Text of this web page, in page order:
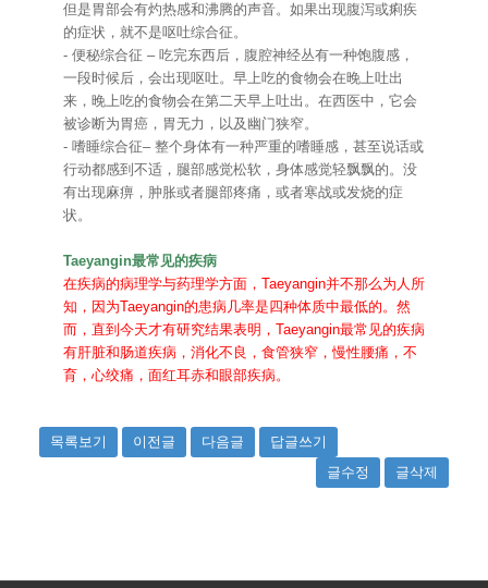
但是胃部会有灼热感和沸腾的声音。如果出现腹泻或痢疾
的症状，就不是呕吐综合征。
- 便秘综合征 – 吃完东西后，腹腔神经丛有一种饱腹感，
一段时候后，会出现呕吐。早上吃的食物会在晚上吐出
来，晚上吃的食物会在第二天早上吐出。在西医中，它会
被诊断为胃癌，胃无力，以及幽门狭窄。
- 嗜睡综合征– 整个身体有一种严重的嗜睡感，甚至说话或
行动都感到不适，腿部感觉松软，身体感觉轻飘飘的。没
有出现麻痹，肿胀或者腿部疼痛，或者寒战或发烧的症
状。
Taeyangin最常见的疾病
在疾病的病理学与药理学方面，Taeyangin并不那么为人所
知，因为Taeyangin的患病几率是四种体质中最低的。然
而，直到今天才有研究结果表明，Taeyangin最常见的疾病
有肝脏和肠道疾病，消化不良，食管狭窄，慢性腰痛，不
育，心绞痛，面红耳赤和眼部疾病。
목록보기 이전글 다음글
답글쓰기
글수정
글삭제